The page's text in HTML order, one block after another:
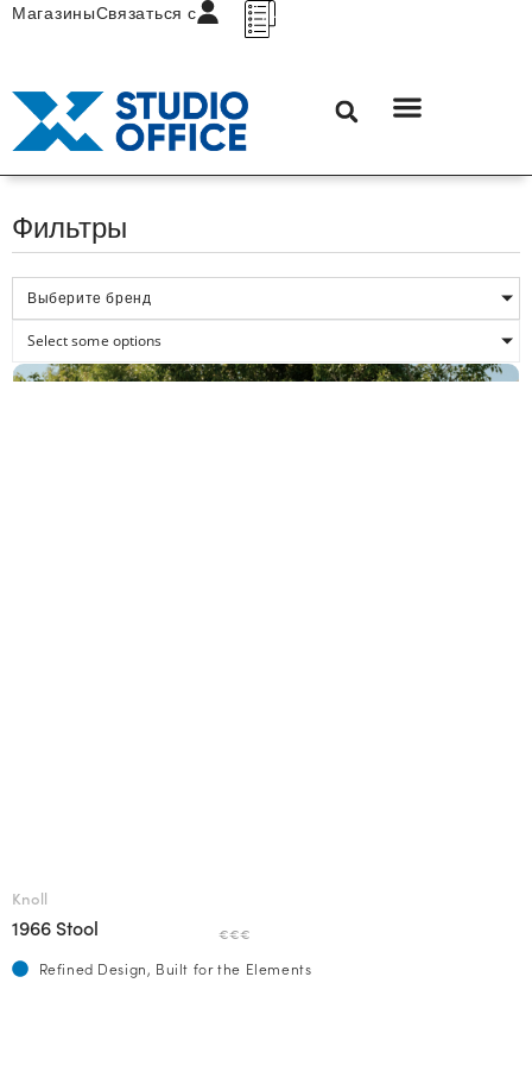
МагазиныСвязаться с
Фильтры
Выберите бренд
Select some options
Knoll
1966 Stool €€€
Refined Design, Built for the Elements